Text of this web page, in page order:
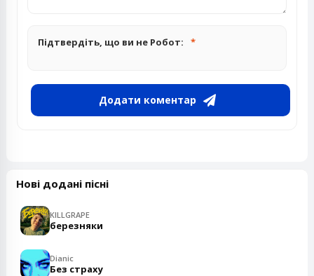
Підтвердіть, що ви не Робот:
Додати коментар
Нові додані пісні
KILLGRAPE
березняки
Dianic
Без страху